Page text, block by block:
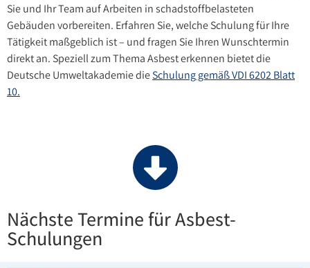
Sie und Ihr Team auf Arbeiten in schadstoffbelasteten
Gebäuden vorbereiten. Erfahren Sie, welche Schulung für Ihre
Tätigkeit maßgeblich ist – und fragen Sie Ihren Wunschtermin
direkt an. Speziell zum Thema Asbest erkennen bietet die
Deutsche Umweltakademie dieSchulung gemäß VDI 6202 Blatt
10.
Nächste Termine für Asbest-
Schulungen